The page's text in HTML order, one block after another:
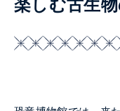
楽しむ古生物